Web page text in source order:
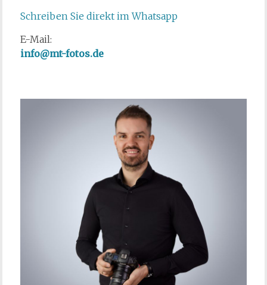
Schreiben Sie direkt im Whatsapp
E-Mail:
info@mt-fotos.de